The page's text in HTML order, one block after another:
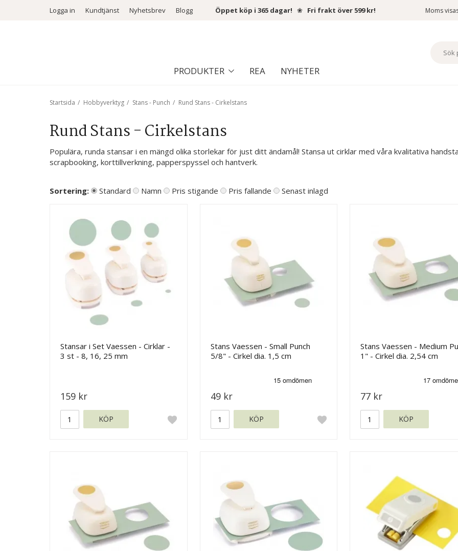
Logga in Kundtjänst Nyhetsbrev Blogg Öppet köp i 365 dagar! ❀ Fri frakt över 599 kr! Moms
PRODUKTER REA NYHETER
Startsida / Hobbyverktyg / Stans - Punch / Rund Stans - Cirkelstans
Rund Stans - Cirkelstans
Populära, runda stansar i en mängd olika storlekar för just ditt ändamål! Stansa ut cirklar med våra kvalitativa
scrapbooking, korttillverkning, papperspyssel och hantverk.
Sortering: Standard Namn Pris stigande Pris fallande Senast inlagd
Stansar i Set Vaessen - Cirklar -
3 st - 8, 16, 25 mm
159 kr
KÖP
Stans Vaessen - Small Punch
5/8" - Cirkel dia. 1,5 cm
49 kr
KÖP
Stans Vaessen - Medium
1" - Cirkel dia. 2,54 cm
77 kr
KÖP